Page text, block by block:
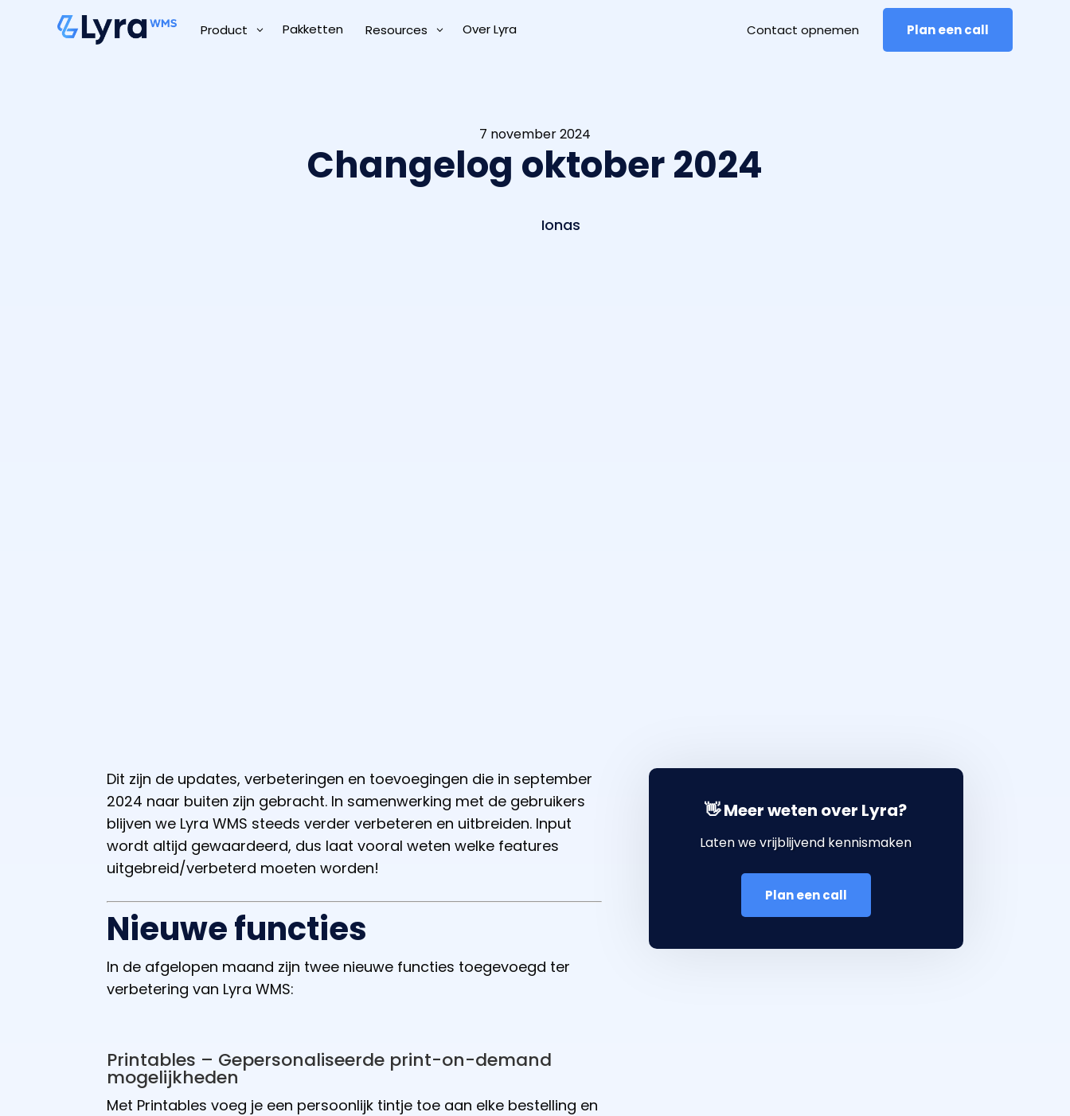
Product Pakketten Resources Over Lyra Contact opnemen Plan een call
7 november 2024
Changelog oktober 2024
Ionas
Dit zijn de updates, verbeteringen en toevoegingen die in september
2024 naar buiten zijn gebracht. In samenwerking met de gebruikers
blijven we Lyra WMS steeds verder verbeteren en uitbreiden. Input
wordt altijd gewaardeerd, dus laat vooral weten welke features
uitgebreid/verbeterd moeten worden!
Nieuwe functies
In de afgelopen maand zijn twee nieuwe functies toegevoegd ter
verbetering van Lyra WMS:
Printables – Gepersonaliseerde print-on-demand
mogelijkheden
Met Printables voeg je een persoonlijk tintje toe aan elke bestelling en
👋 Meer weten over Lyra?
Laten we vrijblijvend kennismaken
Plan een call